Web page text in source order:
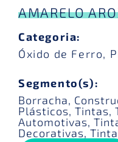
AMARELO
Categoria:
Óxido de Ferro,
Segmento(s):
Borracha,
Plásticos, Tintas,
Automotivas,
Decorativas,